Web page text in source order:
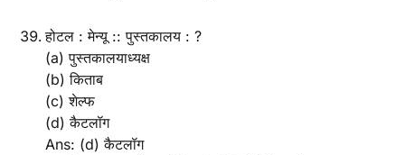
होटल : मेन्यू :: पुस्तकालय : ?
(a) पुस्तकालयाध्यक्ष
(b) किताब
(c) शेल्फ
(d) कैटलॉग
Ans: (d) कैटलॉग